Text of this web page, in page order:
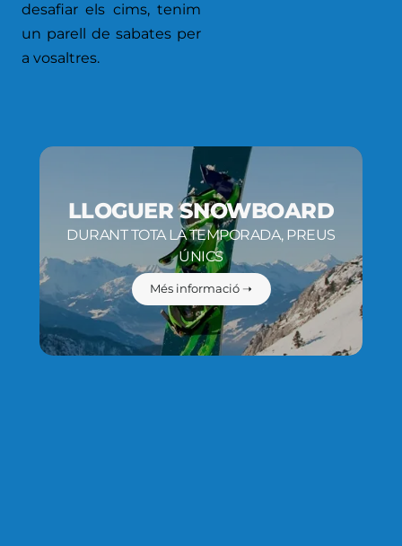
desafiar els cims, tenim
un parell de sabates per
a vosaltres.
LLOGUER SNOWBOARD
DURANT TOTA LA TEMPORADA, PREUS
ÚNICS
Més informació ➝